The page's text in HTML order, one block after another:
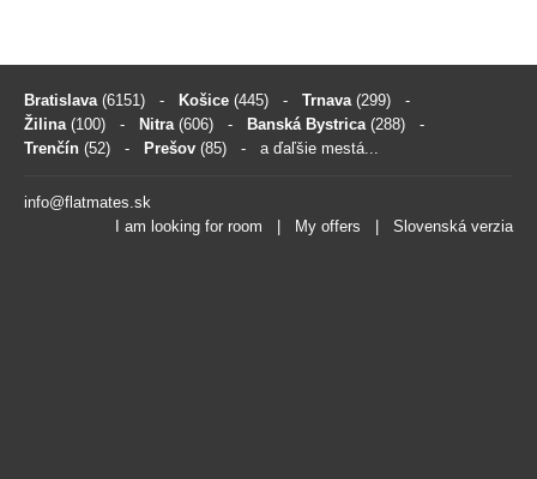
Bratislava (6151) - Košice (445) - Trnava (299) -
Žilina (100) - Nitra (606) - Banská Bystrica (288) -
Trenčín (52) - Prešov (85) - a ďaľšie mestá...
info@flatmates.sk
I am looking for room
My offers Slovenská verzia